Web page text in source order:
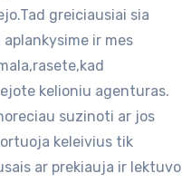
greiciausiai sia
aplankysime ir mes
kelioniu agenturas.
suzinoti ar jos
keleivius tik
ar prekiauja ir lektuvo